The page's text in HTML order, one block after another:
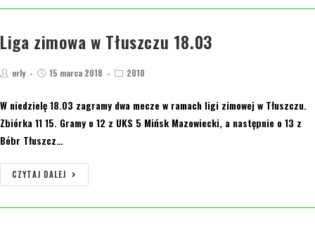
Liga zimowa w Tłuszczu 18.03
orly 15 marca 2018 2010
W niedzielę 18.03 zagramy dwa mecze w ramach ligi zimowej w Tłuszczu.
Zbiórka 11 15. Gramy o 12 z UKS 5 Mińsk Mazowiecki, a następnie o 13 z
Bóbr Tłuszcz…
CZYTAJ DALEJ